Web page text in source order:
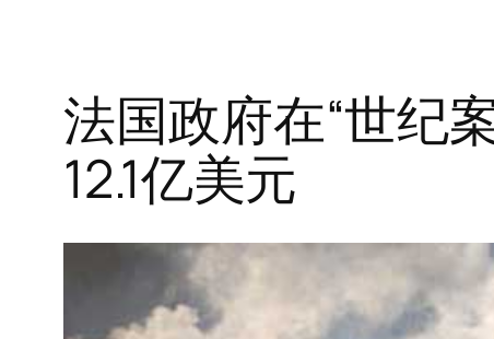
法国政府在“世纪
12.1亿美元